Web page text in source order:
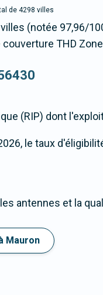
de 4298 villes
(notée 97,96/
THD Zone
(RIP) dont
le taux
antennes et la
Mauron